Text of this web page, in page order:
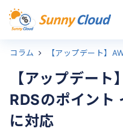
ホーム
コラム
【アップデー
RDSのポイント
に対応